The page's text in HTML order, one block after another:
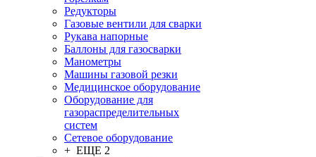
Редукторы
Газовые вентили для сварки
Рукава напорные
Баллоны для газосварки
Манометры
Машины газовой резки
Медицинское оборудование
Оборудование для
газораспределительных
систем
Сетевое оборудование
+ ЕЩЕ 2